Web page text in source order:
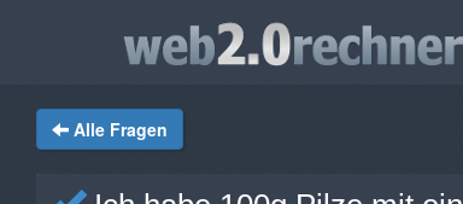
Alle Fragen